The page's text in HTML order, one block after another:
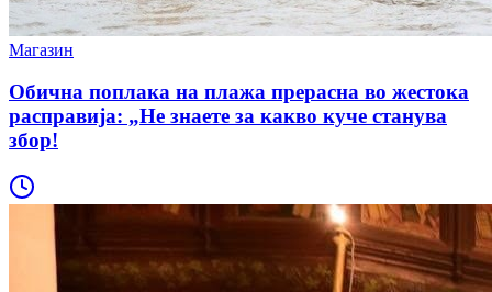
Магазин
Обична поплака на плажа прерасна во жестока
расправија: „Не знаете за какво куче станува
збор!